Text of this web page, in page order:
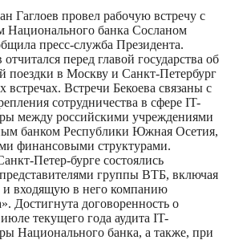
Гаглоев провел рабочую встречу с
Национального банка Сосланом
пресс-служба Президента.
перед главой государства об
поездки в Москву и Санкт-Петербург
встречах. Встречи Бекоева связаны с
сотрудничества в сфере IT-
между российскими учреждениями
банком Республики Южная Осетия,
финансовыми структурами.
Петер-бурге состоялись
группы ВТБ, включая
и входящую в него компанию
Достигнута договоренность о
текущего года аудита IT-
Национального банка, а также, при